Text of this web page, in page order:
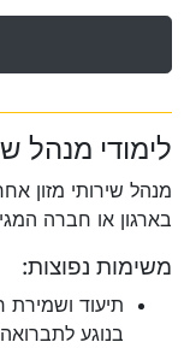
לימודי מנהל
מנהל שירותי מזון
בארגון או חברה
משימות נפוצות:
תיעוד ושמירת
בנוגע